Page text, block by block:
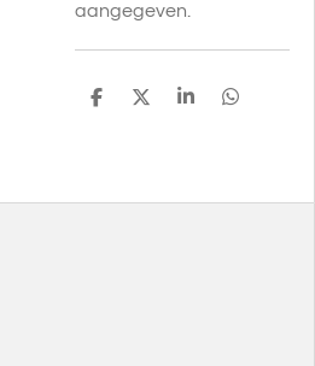
aangegeven.
D
D
S
D